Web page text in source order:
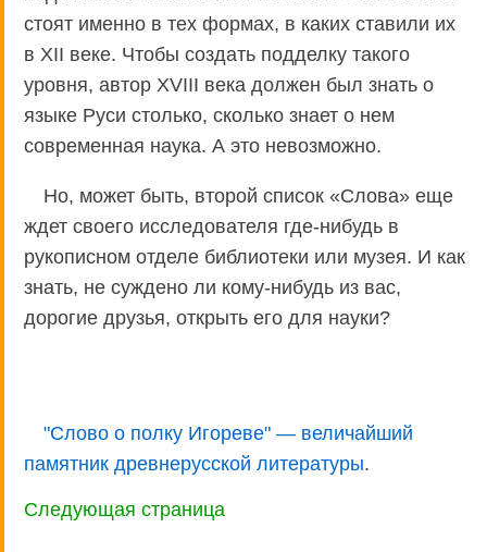
стоят именно в тех формах, в каких ставили их
в XII веке. Чтобы создать подделку такого
уровня, автор XVIII века должен был знать о
языке Руси столько, сколько знает о нем
современная наука. А это невозможно.
Но, может быть, второй список «Слова» еще
ждет своего исследователя где-нибудь в
рукописном отделе библиотеки или музея. И как
знать, не суждено ли кому-нибудь из вас,
дорогие друзья, открыть его для науки?
"Слово о полку Игореве" — величайший
памятник древнерусской литературы.
Следующая страница